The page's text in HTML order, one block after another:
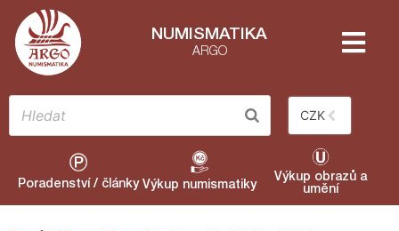
NUMISMATIKA
ARGO
CZK
Poradenství / články Výkup numismatiky
Výkup obrazů a
umění